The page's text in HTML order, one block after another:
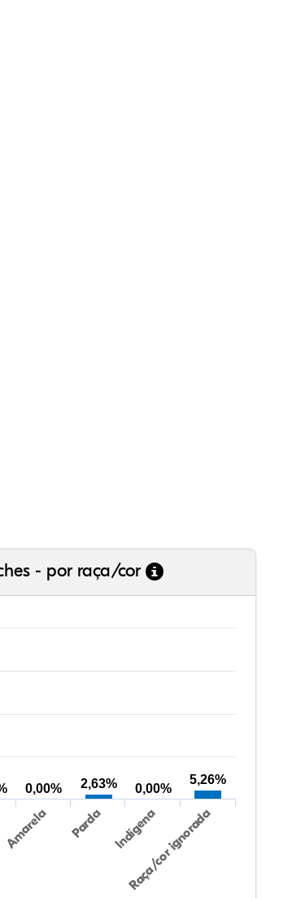
- por raça/cor
Amarela Parda Indígena
Raça/cor ignorada
0,00% 2,63% 0,00%
5,26%